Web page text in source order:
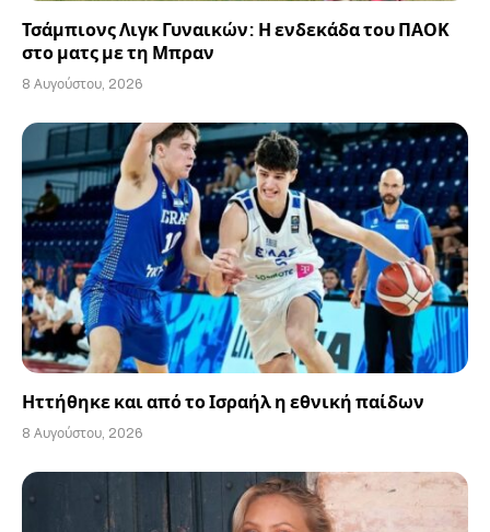
Τσάμπιονς Λιγκ Γυναικών: Η ενδεκάδα του ΠΑΟΚ
στο ματς με τη Μπραν
8 Αυγούστου, 2026
Ηττήθηκε και από το Ισραήλ η εθνική παίδων
8 Αυγούστου, 2026